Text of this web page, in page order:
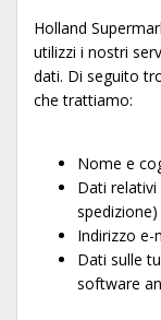
Holland
utilizzi i nostri
dati. Di seguito
che trattiamo:
Nome e
Dati
spedizione)
Indirizzo e-
Dati sulle
software